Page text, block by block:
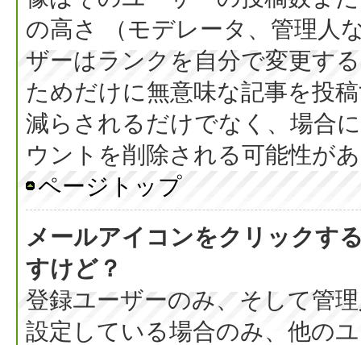
の高さ （モデレータ、管理人
ザーはランクを自分で変更す
ためだけに無意味な記事を投
減らされるだけでなく、場合
ウントを削除される可能性が
ページトップ
メールアイコンをクリックす
すけど？
登録ユーザーのみ、そして管
設定している場合のみ、他の